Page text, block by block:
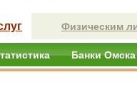
Физическим
Банки Омска